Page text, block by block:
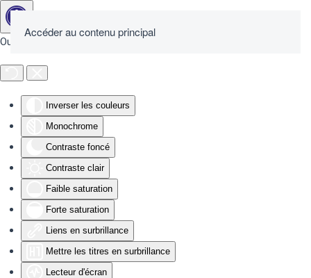
Outils d'accessibilité
Inverser les couleurs
Monochrome
Contraste foncé
Contraste clair
Faible saturation
Forte saturation
Liens en surbrillance
Mettre les titres en surbrillance
Lecteur d'écran
Accéder au contenu principal